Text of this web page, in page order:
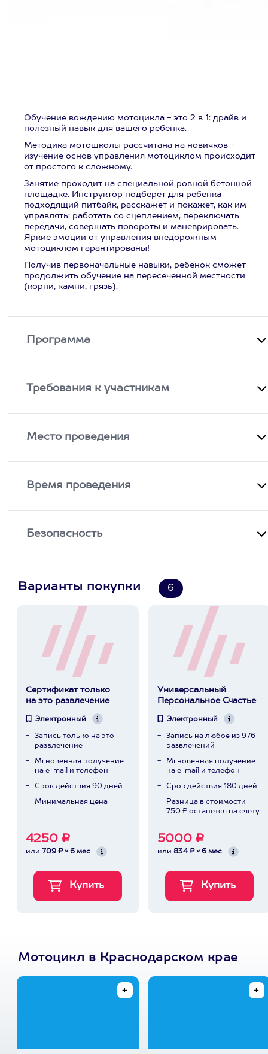
Обучение вождению мотоцикла - это 2 в 1: драйв и
полезный навык для вашего ребенка.
Методика мотошколы рассчитана на новичков -
изучение основ управления мотоциклом происходит
от простого к сложному.
Занятие проходит на специальной ровной бетонной
площадке. Инструктор подберет для ребенка
подходящий питбайк, расскажет и покажет, как им
управлять: работать со сцеплением, переключать
передачи, совершать повороты и маневрировать.
Яркие эмоции от управления внедорожным
мотоциклом гарантированы!
Получив первоначальные навыки, ребенок сможет
продолжить обучение на пересеченной местности
(корни, камни, грязь).
Программа
Требования к участникам
Место проведения
Время проведения
Безопасность
Варианты покупки 6
Сертификат только
на это развлечение
Электронный
Запись только на это
развлечение
Мгновенная получение
на e-mail и телефон
Срок действия 90 дней
Минимальная цена
4250 ₽
или 709 ₽ × 6 мес
Универсальный
Персональное Счастье
Электронный
Запись на любое из 976
развлечений
Мгновенная получение
на e-mail и телефон
Срок действия 180 дней
Разница в стоимости
750 ₽ останется на счету
5000 ₽
или 834 ₽ × 6 мес
Мотоцикл в Краснодарском крае